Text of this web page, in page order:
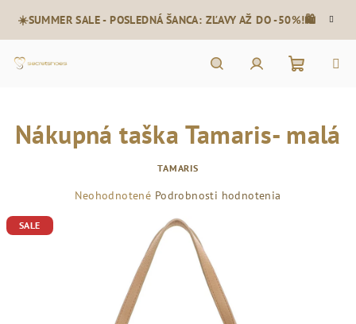
obsah
☀️SUMMER SALE - POSLEDNÁ ŠANCA: ZĽAVY AŽ DO -50%!🛍️
košík
Nákupná taška Tamaris- malá
TAMARIS
Priemerné
hviezdičiek.
Neohodnotené Podrobnosti hodnotenia
SALE